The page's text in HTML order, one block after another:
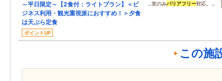
～平日限定～【2食付：ライトプラン】＜ビ
ジネス利用・観光重視派におすすめ！＞夕食
は天ぷら定食
ポイントUP
…室のみバリアフリー対応。…
この施